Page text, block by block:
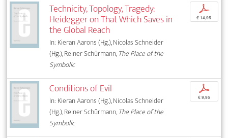
Technicity, Topology, Tragedy:
Heidegger on That Which Saves in
the Global Reach
In: Kieran Aarons (Hg.), Nicolas Schneider
(Hg.), Reiner Schürmann,The Place of the
Symbolic
p
€ 14,95
Conditions of Evil
In: Kieran Aarons (Hg.), Nicolas Schneider
(Hg.), Reiner Schürmann,The Place of the
Symbolic
p
€ 9,95